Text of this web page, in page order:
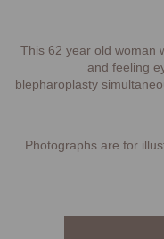
This 62 year old woman
and feeling
blepharoplasty
*Photographs are for